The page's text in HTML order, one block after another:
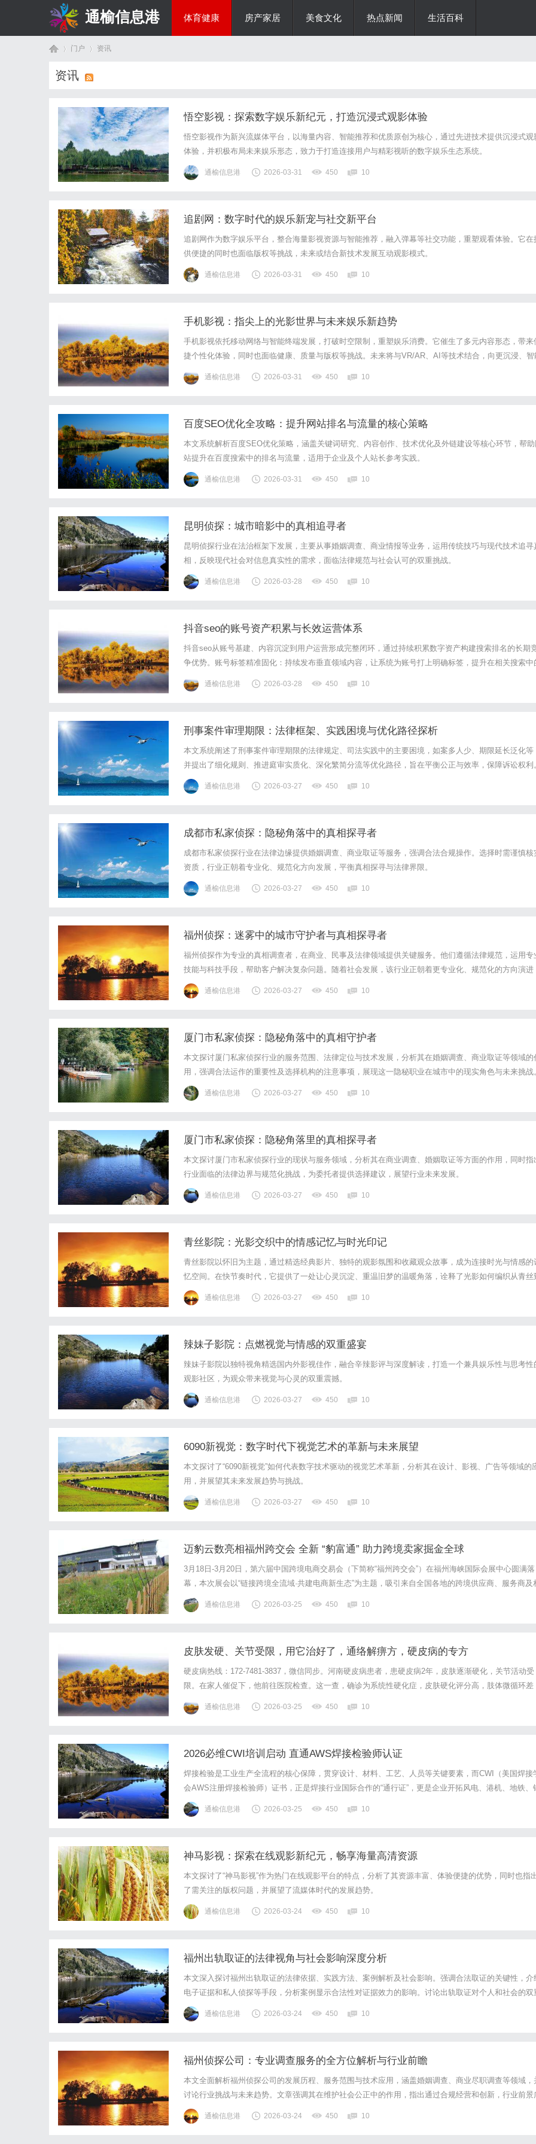
通榆信息港 体育健康 房产家居 美食文化 热点新闻 生活百科
门户 资讯
资讯
悟空影视：探索数字娱乐新纪元，打造沉浸式观影体验
悟空影视作为新兴流媒体平台，以海量内容、智能推荐和优质原创为核心，通过先进技术提供沉浸式观
体验，并积极布局未来娱乐形态，致力于打造连接用户与精彩视听的数字娱乐生态系统。
通榆信息港 2026-03-31 450 10
追剧网：数字时代的娱乐新宠与社交新平台
追剧网作为数字娱乐平台，整合海量影视资源与智能推荐，融入弹幕等社交功能，重塑观看体验。它在
供便捷的同时也面临版权等挑战，未来或结合新技术发展互动观影模式。
通榆信息港 2026-03-31 450 10
手机影视：指尖上的光影世界与未来娱乐新趋势
手机影视依托移动网络与智能终端发展，打破时空限制，重塑娱乐消费。它催生了多元内容形态，带来
捷个性化体验，同时也面临健康、质量与版权等挑战。未来将与VR/AR、AI等技术结合，向更沉浸、智
通榆信息港 2026-03-31 450 10
百度SEO优化全攻略：提升网站排名与流量的核心策略
本文系统解析百度SEO优化策略，涵盖关键词研究、内容创作、技术优化及外链建设等核心环节，帮助
站提升在百度搜索中的排名与流量，适用于企业及个人站长参考实践。
通榆信息港 2026-03-31 450 10
昆明侦探：城市暗影中的真相追寻者
昆明侦探行业在法治框架下发展，主要从事婚姻调查、商业情报等业务，运用传统技巧与现代技术追寻
相，反映现代社会对信息真实性的需求，面临法律规范与社会认可的双重挑战。
通榆信息港 2026-03-28 450 10
抖音seo的账号资产积累与长效运营体系
抖音seo从账号基建、内容沉淀到用户运营形成完整闭环，通过持续积累数字资产构建搜索排名的长期
争优势。账号标签精准固化：持续发布垂直领域内容，让系统为账号打上明确标签，提升在相关搜索中
现。粉丝粘性深度培育：通过粉丝群运营与专属福利，提升回访率，增强账号在搜索结果中的活...
通榆信息港 2026-03-28 450 10
刑事案件审理期限：法律框架、实践困境与优化路径探析
本文系统阐述了刑事案件审理期限的法律规定、司法实践中的主要困境，如案多人少、期限延长泛化等
并提出了细化规则、推进庭审实质化、深化繁简分流等优化路径，旨在平衡公正与效率，保障诉讼权利
通榆信息港 2026-03-27 450 10
成都市私家侦探：隐秘角落中的真相探寻者
成都市私家侦探行业在法律边缘提供婚姻调查、商业取证等服务，强调合法合规操作。选择时需谨慎核
资质，行业正朝着专业化、规范化方向发展，平衡真相探寻与法律界限。
通榆信息港 2026-03-27 450 10
福州侦探：迷雾中的城市守护者与真相探寻者
福州侦探作为专业的真相调查者，在商业、民事及法律领域提供关键服务。他们遵循法律规范，运用专
技能与科技手段，帮助客户解决复杂问题。随着社会发展，该行业正朝着更专业化、规范化的方向演进
成为城市中不可或缺的真相守护力量。
通榆信息港 2026-03-27 450 10
厦门市私家侦探：隐秘角落中的真相守护者
本文探讨厦门私家侦探行业的服务范围、法律定位与技术发展，分析其在婚姻调查、商业取证等领域的
用，强调合法运作的重要性及选择机构的注意事项，展现这一隐秘职业在城市中的现实角色与未来挑战
通榆信息港 2026-03-27 450 10
厦门市私家侦探：隐秘角落里的真相探寻者
本文探讨厦门市私家侦探行业的现状与服务领域，分析其在商业调查、婚姻取证等方面的作用，同时指
行业面临的法律边界与规范化挑战，为委托者提供选择建议，展望行业未来发展。
通榆信息港 2026-03-27 450 10
青丝影院：光影交织中的情感记忆与时光印记
青丝影院以怀旧为主题，通过精选经典影片、独特的观影氛围和收藏观众故事，成为连接时光与情感的
忆空间。在快节奏时代，它提供了一处让心灵沉淀、重温旧梦的温暖角落，诠释了光影如何编织从青丝
白发的生命印记。
通榆信息港 2026-03-27 450 10
辣妹子影院：点燃视觉与情感的双重盛宴
辣妹子影院以独特视角精选国内外影视佳作，融合辛辣影评与深度解读，打造一个兼具娱乐性与思考性
观影社区，为观众带来视觉与心灵的双重震撼。
通榆信息港 2026-03-27 450 10
6090新视觉：数字时代下视觉艺术的革新与未来展望
本文探讨了“6090新视觉”如何代表数字技术驱动的视觉艺术革新，分析其在设计、影视、广告等领域的
用，并展望其未来发展趋势与挑战。
通榆信息港 2026-03-27 450 10
迈豹云数亮相福州跨交会 全新 “豹富通” 助力跨境卖家掘金全球
3月18日-3月20日，第六届中国跨境电商交易会（下简称“福州跨交会”）在福州海峡国际会展中心圆满落
幕，本次展会以“链接跨境全流域·共建电商新生态”为主题，吸引来自全国各地的跨境供应商、服务商及
关从业者等专业观众前来打卡。迈豹云数亮相福州跨交会，在展会上与跨境同仁开展充分交流，现场气
热烈，盛况空前。金融定制服务护航跨境开门红作为亚马逊大中华区官方信贷合作...
通榆信息港 2026-03-25 450 10
皮肤发硬、关节受限，用它治好了，通络解痹方，硬皮病的专方
硬皮病热线：172-7481-3837，微信同步。河南硬皮病患者，患硬皮病2年，皮肤逐渐硬化，关节活动受
限。在家人催促下，他前往医院检查。这一查，确诊为系统性硬化症，皮肤硬化评分高，肢体微循环差
肤硬化、关节拘挛呢？无奈，患者答应服用中药调理，怎么调理呢？患者舌脉基本...
通榆信息港 2026-03-25 450 10
2026必维CWI培训启动 直通AWS焊接检验师认证
焊接检验是工业生产全流程的核心保障，贯穿设计、材料、工艺、人员等关键要素，而CWI（美国焊接
会AWS注册焊接检验师）证书，正是焊接行业国际合作的“通行证”，更是企业开拓风电、港机、地铁、
桥等海外市
通榆信息港 2026-03-25 450 10
神马影视：探索在线观影新纪元，畅享海量高清资源
本文探讨了“神马影视”作为热门在线观影平台的特点，分析了其资源丰富、体验便捷的优势，同时也指
了需关注的版权问题，并展望了流媒体时代的发展趋势。
通榆信息港 2026-03-24 450 10
福州出轨取证的法律视角与社会影响深度分析
本文深入探讨福州出轨取证的法律依据、实践方法、案例解析及社会影响。强调合法取证的关键性，介
电子证据和私人侦探等手段，分析案例显示合法性对证据效力的影响。讨论出轨取证对个人和社会的双
作用，建议在律师指导下操作，并呼吁加强监管与教育，以促进家庭和谐与法治秩序。
通榆信息港 2026-03-24 450 10
福州侦探公司：专业调查服务的全方位解析与行业前瞻
本文全面解析福州侦探公司的发展历程、服务范围与技术应用，涵盖婚姻调查、商业尽职调查等领域，
讨论行业挑战与未来趋势。文章强调其在维护社会公正中的作用，指出通过合规经营和创新，行业前景
阔。
通榆信息港 2026-03-24 450 10